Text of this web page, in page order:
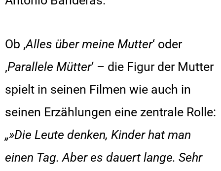
Ob ‚Alles über meine Mutter‘ oder
‚Parallele Mütter‘ – die Figur der Mutter
spielt in seinen Filmen wie auch in
seinen Erzählungen eine zentrale Rolle:
„»Die Leute denken, Kinder hat man
einen Tag. Aber es dauert lange. Sehr